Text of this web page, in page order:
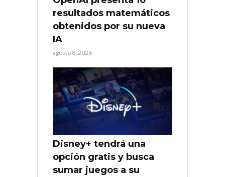
resultados matemáticos
obtenidos por su nueva
IA
agosto 8, 2026
Disney+ tendrá una
opción gratis y busca
sumar juegos a su